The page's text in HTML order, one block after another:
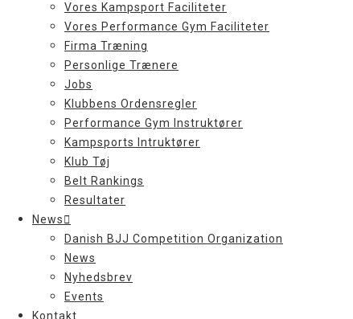
Vores Kampsport Faciliteter
Vores Performance Gym Faciliteter
Firma Træning
Personlige Trænere
Jobs
Klubbens Ordensregler
Performance Gym Instruktører
Kampsports Intruktører
Klub Tøj
Belt Rankings
Resultater
News
Danish BJJ Competition Organization
News
Nyhedsbrev
Events
Kontakt